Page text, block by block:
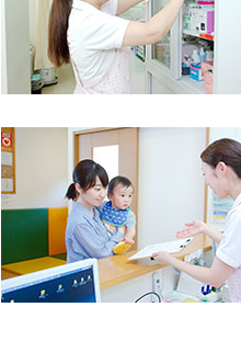
患者さんが気持ち良く診察を
患者さんの気持ちに寄り添い、
患者さんへの説明は、安心し
患者さんに合わせて
説明の時
説明の時に資料などある時は
常に笑顔で、患者さんに親近
患者さんの安心を一番に考え
定期的なミーティングで、ス